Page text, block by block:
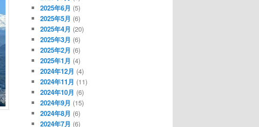
2025年6月 (5)
2025年5月 (6)
2025年4月 (20)
2025年3月 (6)
2025年2月 (6)
2025年1月 (4)
2024年12月 (4)
2024年11月 (11)
2024年10月 (6)
2024年9月 (15)
2024年8月 (6)
2024年7月 (6)